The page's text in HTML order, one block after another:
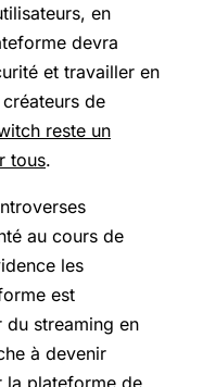
en
devra
et travailler en
de
reste un
tous.
au cours de
les
est
streaming en
à devenir
la plateforme de